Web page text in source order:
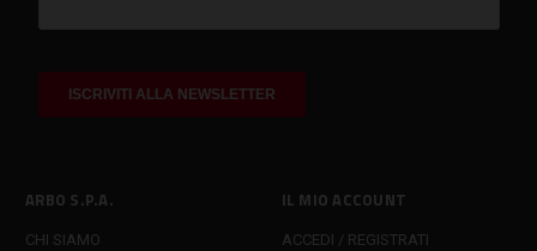
ARBO S.P.A.
CHI SIAMO
IL MIO ACCOUNT
ACCEDI / REGISTRATI